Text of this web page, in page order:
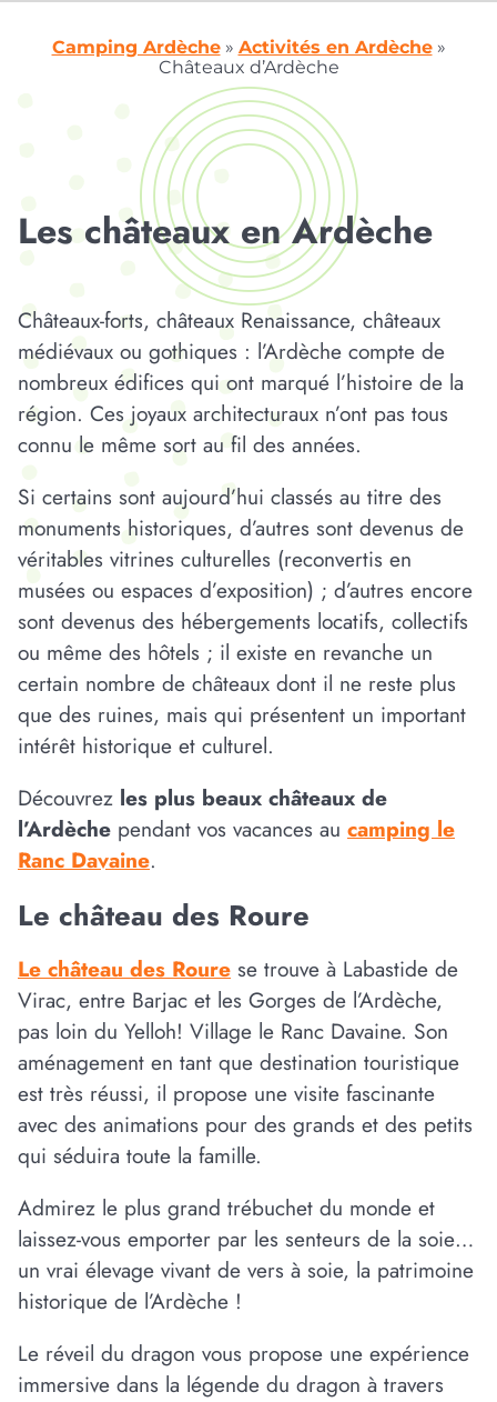
Camping Ardèche» Activités en Ardèche»
Châteaux d’Ardèche
Les châteaux en Ardèche
Châteaux-forts, châteaux Renaissance, châteaux
médiévaux ou gothiques : l’Ardèche compte de
nombreux édifices qui ont marqué l’histoire de la
région. Ces joyaux architecturaux n’ont pas tous
connu le même sort au fil des années.
Si certains sont aujourd’hui classés au titre des
monuments historiques, d’autres sont devenus de
véritables vitrines culturelles (reconvertis en
musées ou espaces d’exposition) ; d’autres encore
sont devenus des hébergements locatifs, collectifs
ou même des hôtels ; il existe en revanche un
certain nombre de châteaux dont il ne reste plus
que des ruines, mais qui présentent un important
intérêt historique et culturel.
Découvrez les plus beaux châteaux de
l’Ardèche pendant vos vacances au camping le
Ranc Davaine.
Le château des Roure
Le château des Roure se trouve à Labastide de
Virac, entre Barjac et les Gorges de l’Ardèche,
pas loin du Yelloh! Village le Ranc Davaine. Son
aménagement en tant que destination touristique
est très réussi, il propose une visite fascinante
avec des animations pour des grands et des petits
qui séduira toute la famille.
Admirez le plus grand trébuchet du monde et
laissez-vous emporter par les senteurs de la soie…
un vrai élevage vivant de vers à soie, la patrimoine
historique de l’Ardèche !
Le réveil du dragon vous propose une expérience
immersive dans la légende du dragon à travers